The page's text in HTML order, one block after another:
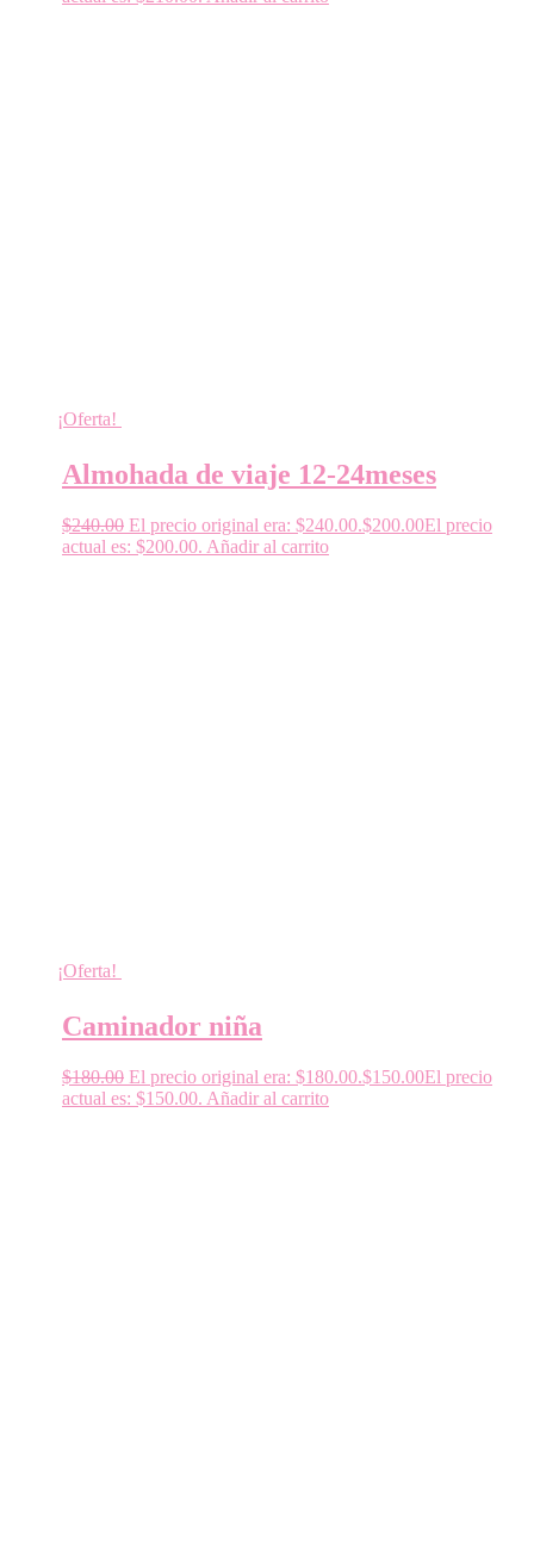
¡Oferta!
Almohada de viaje 12-24meses
$240.00 El precio original era: $240.00.$200.00El precio
actual es: $200.00. Añadir al carrito
¡Oferta!
Caminador niña
$180.00 El precio original era: $180.00.$150.00El precio
actual es: $150.00. Añadir al carrito